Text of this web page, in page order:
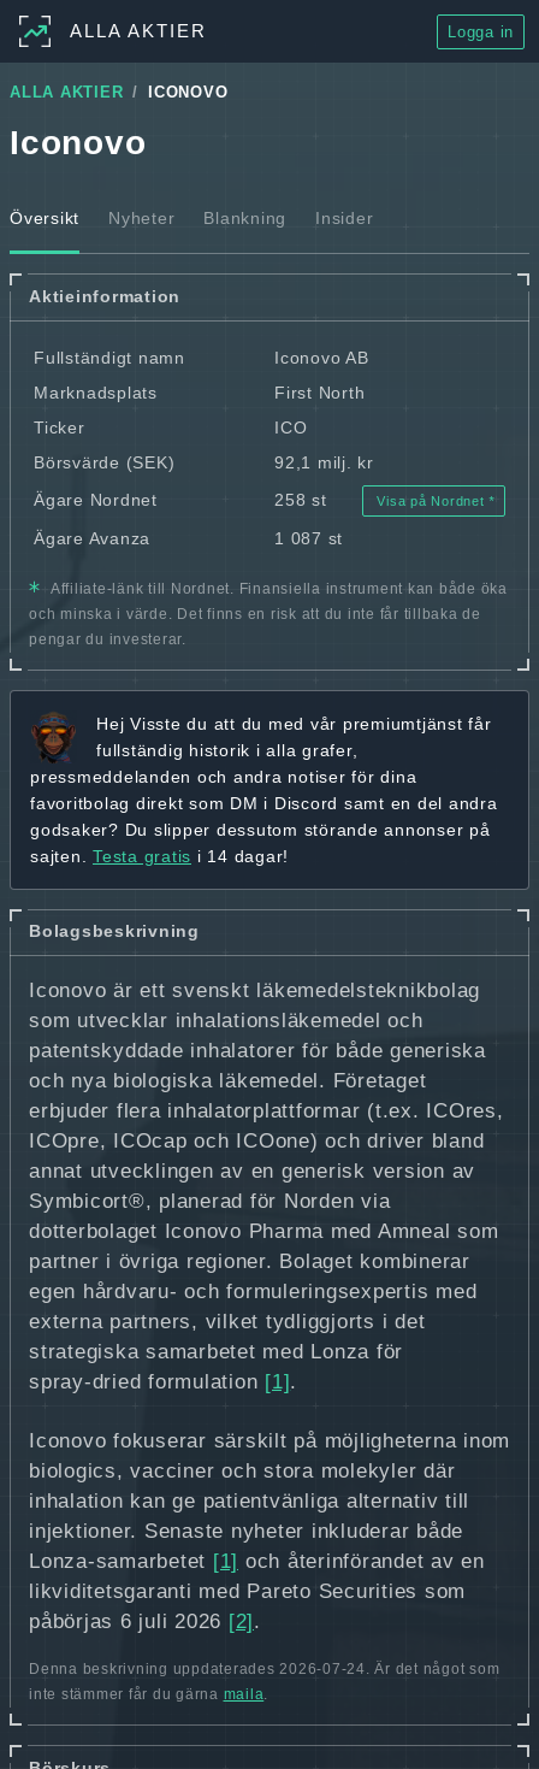
ALLA AKTIER Logga in
ALLA AKTIER ICONOVO
Iconovo
Översikt Nyheter Blankning Insider
Aktieinformation
Fullständigt namn
Iconovo AB
Marknadsplats
First North
Ticker
ICO
Börsvärde (SEK)
92,1 milj. kr
Ägare Nordnet
258 st Visa på Nordnet
Ägare Avanza 1 087 st
Affiliate-länk till Nordnet. Finansiella instrument kan både öka
och minska i värde. Det finns en risk att du inte får tillbaka de
pengar du investerar.
Hej Visste du att du med vår premiumtjänst får
fullständig historik i alla grafer,
pressmeddelanden och andra notiser för dina
favoritbolag direkt som DM i Discord samt en del andra
godsaker? Du slipper dessutom störande annonser på
sajten. Testa gratis i 14 dagar!
Bolagsbeskrivning
Iconovo är ett svenskt läkemedelsteknikbolag
som utvecklar inhalationsläkemedel och
patentskyddade inhalatorer för både generiska
och nya biologiska läkemedel. Företaget
erbjuder flera inhalatorplattformar (t.ex. ICOres,
ICOpre, ICOcap och ICOone) och driver bland
annat utvecklingen av en generisk version av
Symbicort®, planerad för Norden via
dotterbolaget Iconovo Pharma med Amneal som
partner i övriga regioner. Bolaget kombinerar
egen hårdvaru‑ och formuleringsexpertis med
externa partners, vilket tydliggjorts i det
strategiska samarbetet med Lonza för
spray‑dried formulation [1] .
Iconovo fokuserar särskilt på möjligheterna inom
biologics, vacciner och stora molekyler där
inhalation kan ge patientvänliga alternativ till
injektioner. Senaste nyheter inkluderar både
Lonza‑samarbetet [1] och återinförandet av en
likviditetsgaranti med Pareto Securities som
påbörjas 6 juli 2026 [2] .
Denna beskrivning uppdaterades 2026-07-24. Är det något som
inte stämmer får du gärna maila.